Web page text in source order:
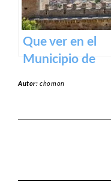
Que ver en el
Municipio de
Autor:chomon